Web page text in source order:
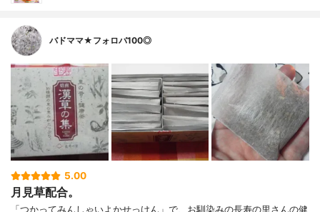
バドママ★フォロバ100◎
5.00
月見草配合。
「つかってみんしゃいよかせっけん」で、お馴染みの長寿の里さんの健